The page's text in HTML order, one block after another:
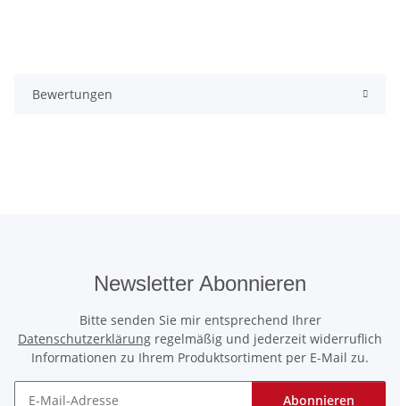
Bewertungen
Newsletter Abonnieren
Bitte senden Sie mir entsprechend Ihrer
Datenschutzerklärung regelmäßig und jederzeit widerruflich
Informationen zu Ihrem Produktsortiment per E-Mail zu.
Abonnieren